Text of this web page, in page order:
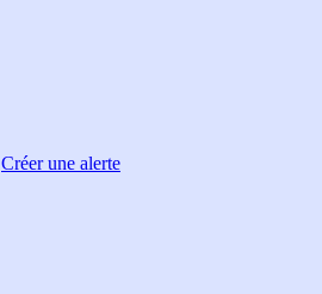
Créer une alerte